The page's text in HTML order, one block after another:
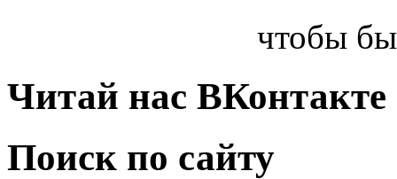
чтобы
Читай нас ВКонтакте
Поиск по сайту